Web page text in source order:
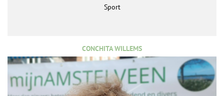
Sport
CONCHITA WILLEMS